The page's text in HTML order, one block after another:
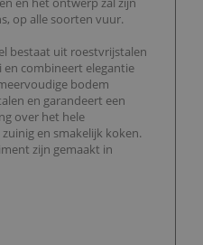
op alle soorten vuur.
bestaat uit roestvrijstalen
combineert elegantie
bodem
en garandeert een
over het hele
en smakelijk koken.
zijn gemaakt in